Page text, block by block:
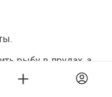
рыбу в прудах, а
ещё пятнашку
А вот путешествие